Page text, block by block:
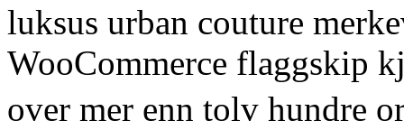
luksus urban couture
WooCommerce flaggskip
over mer enn tolv hundre